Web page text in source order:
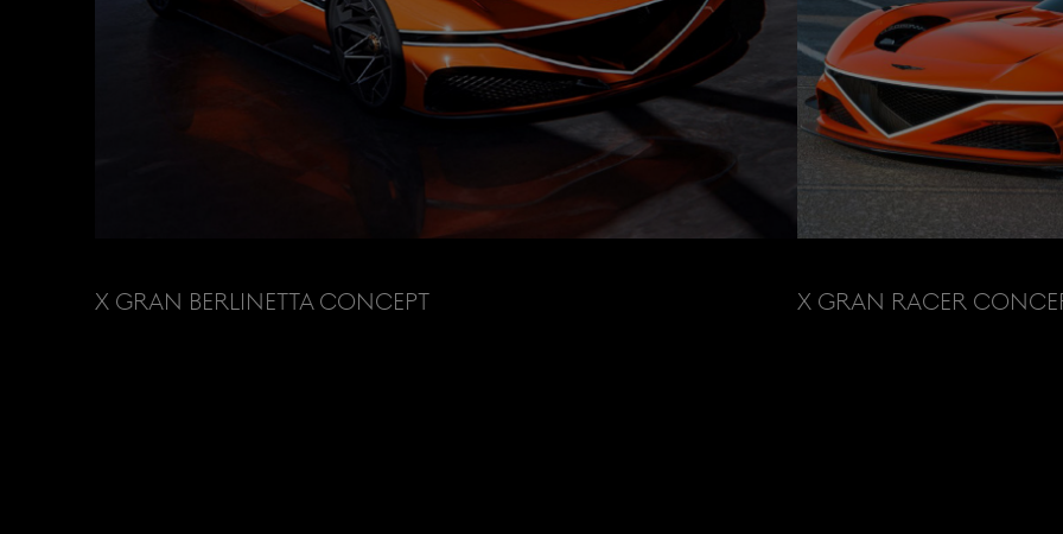
X GRAN BERLINETTA CONCEPT X GRAN RACER